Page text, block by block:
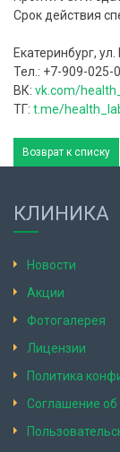
Срок действия
Екатеринбург,
Тел.: +7-909-025-
ВК: vk.com/
ТГ: t.me/
Возврат к списку
КЛИНИКА
Новости
Акции
Фотогалерея
Лицензии
Политика
Соглашение об